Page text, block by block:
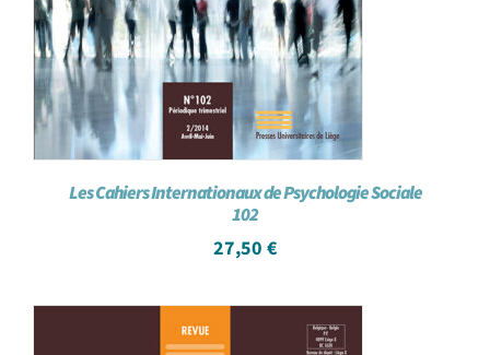
Les Cahiers Internationaux de Psychologie Sociale
102
27,50 €